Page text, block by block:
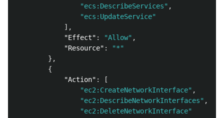
"ecs:DescribeServices" ,
"ecs:UpdateService"
],
"Effect" : "Allow" ,
"Resource" :
"*"
},
{
"Action" :
[
"ec2:CreateNetworkInterface" ,
"ec2:DescribeNetworkInterfaces" ,
"ec2:DeleteNetworkInterface"